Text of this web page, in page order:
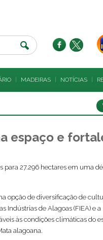
MADEIRAS NOTÍCIAS
espaço e
27.296 hectares em uma
opção de diversificação de
Indústrias de Alagoas (FIEA) e a
às condições climáticas do
alagoana.